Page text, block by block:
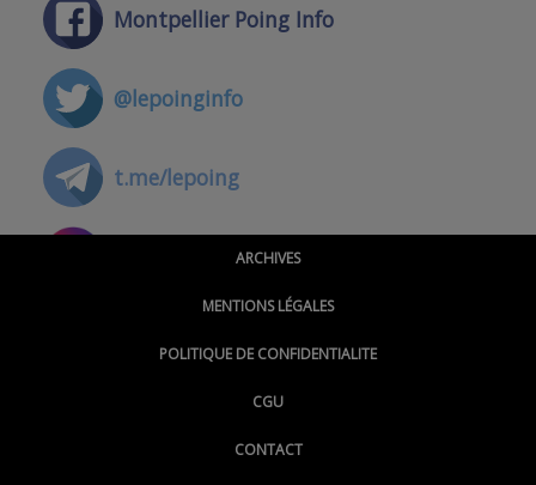
Montpellier Poing Info
@lepoinginfo
t.me/lepoing
@montpellierpoinginfo
@LePoingMontpellier
ARCHIVES
MENTIONS LÉGALES
POLITIQUE DE CONFIDENTIALITE
CGU
CONTACT